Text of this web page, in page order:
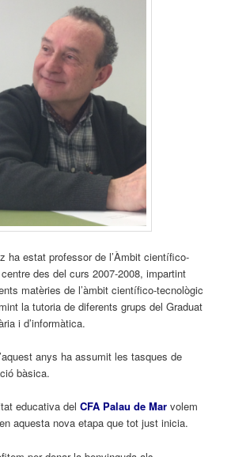
ha estat professor de l’Àmbit científico-
des del curs 2007-2008, impartint
matèries de l’àmbit científico-tecnològic
la tutoria de diferents grups del Graduat
i d’informàtica.
anys ha assumit les tasques de
bàsica.
educativa delCFA Palau de Mar volem
aquesta nova etapa que tot just inicia.